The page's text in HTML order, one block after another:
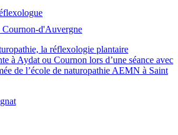
Cournon-d'Auvergne
la réflexologie plantaire
à Aydat ou Cournon lors d’une séance avec
de l’école de naturopathie AEMN à Saint